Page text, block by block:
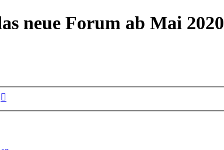
neue Forum ab Mai 2020